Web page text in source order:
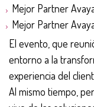
Mejor Partner
Mejor Partner
El evento, que
entorno a la
experiencia del
Al mismo tiempo,